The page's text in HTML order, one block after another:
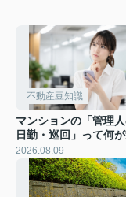
不動産豆知識
マンションの「管理人
日勤・巡回」って何
2026.08.09